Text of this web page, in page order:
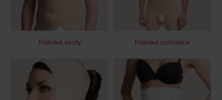
Pánske vesty Pánske nohavice